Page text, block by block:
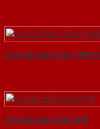
Cửa Gỗ Hàn Quốc 1PNC1
Cửa Gỗ Hàn Quốc 018